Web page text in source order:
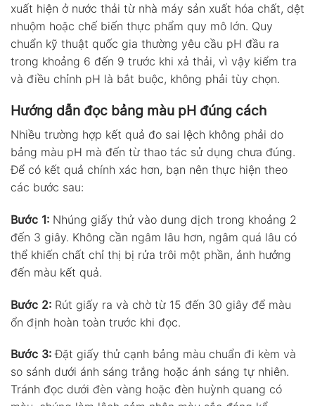
xuất hiện ở nước thải từ nhà máy sản xuất hóa chất, dệt
nhuộm hoặc chế biến thực phẩm quy mô lớn. Quy
chuẩn kỹ thuật quốc gia thường yêu cầu pH đầu ra
trong khoảng 6 đến 9 trước khi xả thải, vì vậy kiểm tra
và điều chỉnh pH là bắt buộc, không phải tùy chọn.
Hướng dẫn đọc bảng màu pH đúng cách
Nhiều trường hợp kết quả đo sai lệch không phải do
bảng màu pH mà đến từ thao tác sử dụng chưa đúng.
Để có kết quả chính xác hơn, bạn nên thực hiện theo
các bước sau:
Bước 1: Nhúng giấy thử vào dung dịch trong khoảng 2
đến 3 giây. Không cần ngâm lâu hơn, ngâm quá lâu có
thể khiến chất chỉ thị bị rửa trôi một phần, ảnh hưởng
đến màu kết quả.
Bước 2: Rút giấy ra và chờ từ 15 đến 30 giây để màu
ổn định hoàn toàn trước khi đọc.
Bước 3:Đặt giấy thử cạnh bảng màu chuẩn đi kèm và
so sánh dưới ánh sáng trắng hoặc ánh sáng tự nhiên.
Tránh đọc dưới đèn vàng hoặc đèn huỳnh quang có